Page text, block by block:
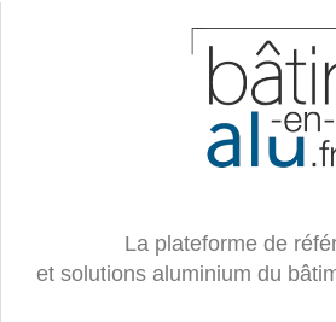
La plateforme de
et solutions aluminium du